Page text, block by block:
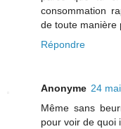
consommation
de toute manière
Répondre
Anonyme 24
Même sans
pour voir de quoi